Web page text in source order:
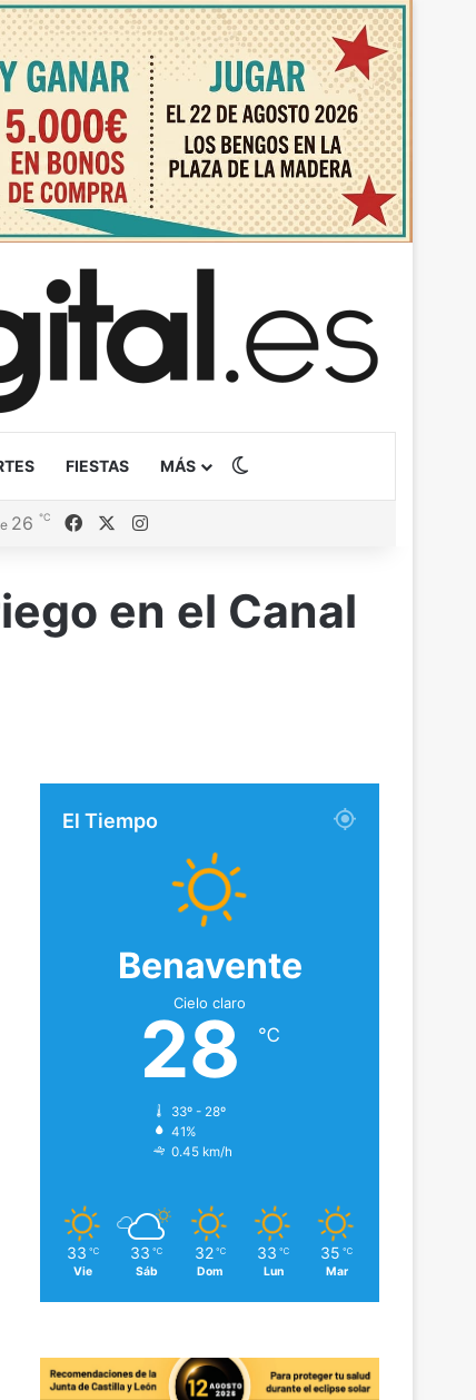
FIESTAS MÁS
26 ℃ FacebookInstagram
en el Canal
El Tiempo
Benavente
Cielo claro
28 ℃
33º - 28º
41%
0.45 km/h
33 ℃
Vie
33 ℃
Sáb
32 ℃
Dom
33 ℃
Lun
35 ℃
Mar